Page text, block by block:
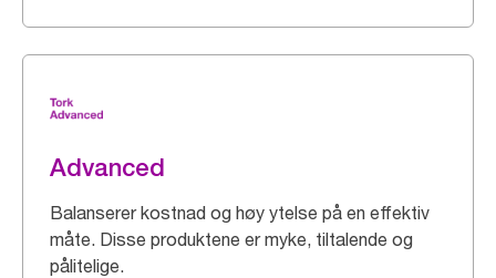
Advanced
Balanserer kostnad og høy ytelse på en effektiv
måte. Disse produktene er myke, tiltalende og
pålitelige.